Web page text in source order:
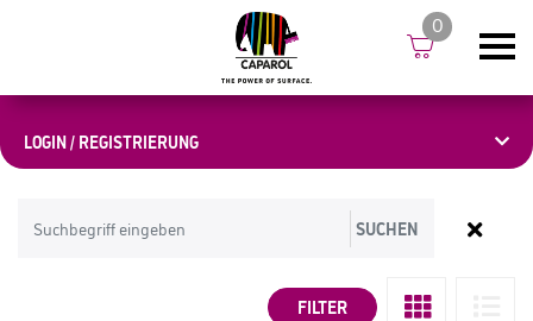
LOGIN / REGISTRIERUNG
0
SUCHEN
FILTER